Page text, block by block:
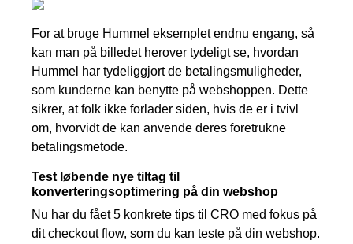
For at bruge Hummel eksemplet endnu engang, så
kan man på billedet herover tydeligt se, hvordan
Hummel har tydeliggjort de betalingsmuligheder,
som kunderne kan benytte på webshoppen. Dette
sikrer, at folk ikke forlader siden, hvis de er i tvivl
om, hvorvidt de kan anvende deres foretrukne
betalingsmetode.
Test løbende nye tiltag til
konverteringsoptimering på din webshop
Nu har du fået 5 konkrete tips til CRO med fokus på
dit checkout flow, som du kan teste på din webshop.